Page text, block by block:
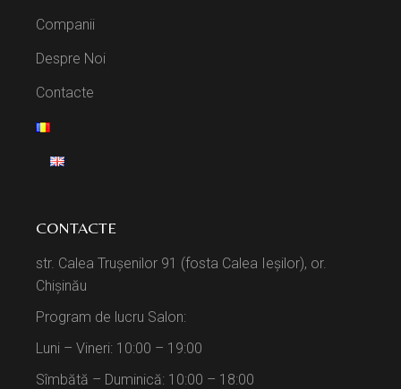
Companii
Despre Noi
Contacte
CONTACTE
str. Calea Trușenilor 91 (fosta Calea Ieșilor), or.
Chișinău
Program de lucru Salon:
Luni – Vineri: 10:00 – 19:00
Sîmbătă – Duminică: 10:00 – 18:00